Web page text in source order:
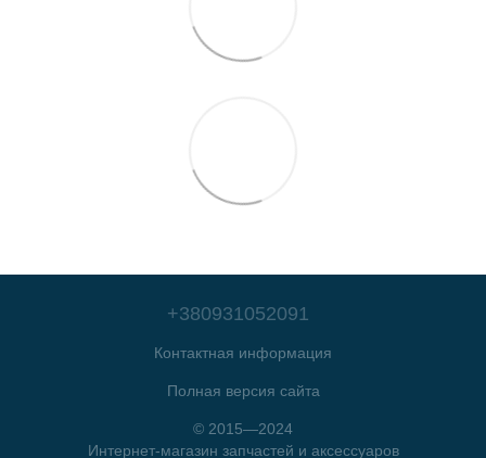
+380931052091
Контактная информация
Полная версия сайта
© 2015—2024
Интернет-магазин запчастей и аксессуаров